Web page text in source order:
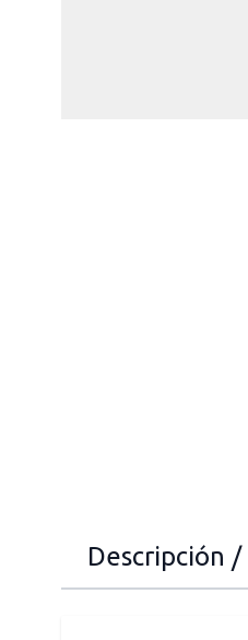
Descripción /